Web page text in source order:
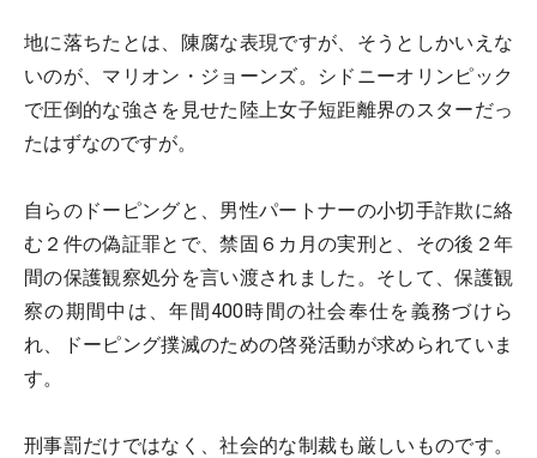
地に落ちたとは、陳腐な表現ですが、そうとしかいえな
いのが、マリオン・ジョーンズ。シドニーオリンピック
で圧倒的な強さを見せた陸上女子短距離界のスターだっ
たはずなのですが。
自らのドーピングと、男性パートナーの小切手詐欺に絡
む２件の偽証罪とで、禁固６カ月の実刑と、その後２年
間の保護観察処分を言い渡されました。そして、保護観
察の期間中は、年間400時間の社会奉仕を義務づけら
れ、ドーピング撲滅のための啓発活動が求められていま
す。
刑事罰だけではなく、社会的な制裁も厳しいものです。